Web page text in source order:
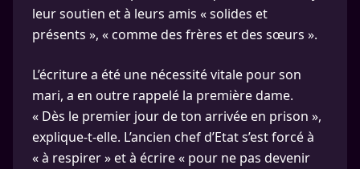
leur soutien et à leurs amis « solides et
présents », « comme des frères et des sœurs ».
L’écriture a été une nécessité vitale pour son
mari, a en outre rappelé la première dame.
« Dès le premier jour de ton arrivée en prison »,
explique-t-elle. L’ancien chef d’Etat s’est forcé à
« à respirer » et à écrire « pour ne pas devenir